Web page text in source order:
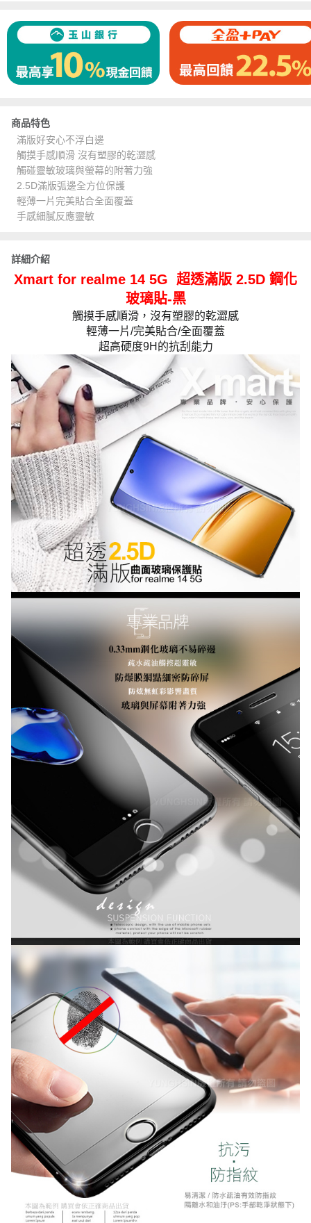
商品特色
滿版好安心不浮白邊
觸摸手感順滑 沒有塑膠的乾澀感
觸碰靈敏玻璃與螢幕的附著力強
2.5D滿版弧邊全方位保護
輕薄一片完美貼合全面覆蓋
手感細膩反應靈敏
詳細介紹
Xmart for realme 14 5G 超透滿版 2.5D 鋼化
玻璃貼-黑
觸摸手感順滑，沒有塑膠的乾澀感
輕薄一片/完美貼合/全面覆蓋
超高硬度9H的抗刮能力